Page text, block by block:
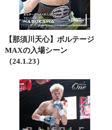
【那須川天心】ボルテージ
MAXの入場シーン
（24.1.23）